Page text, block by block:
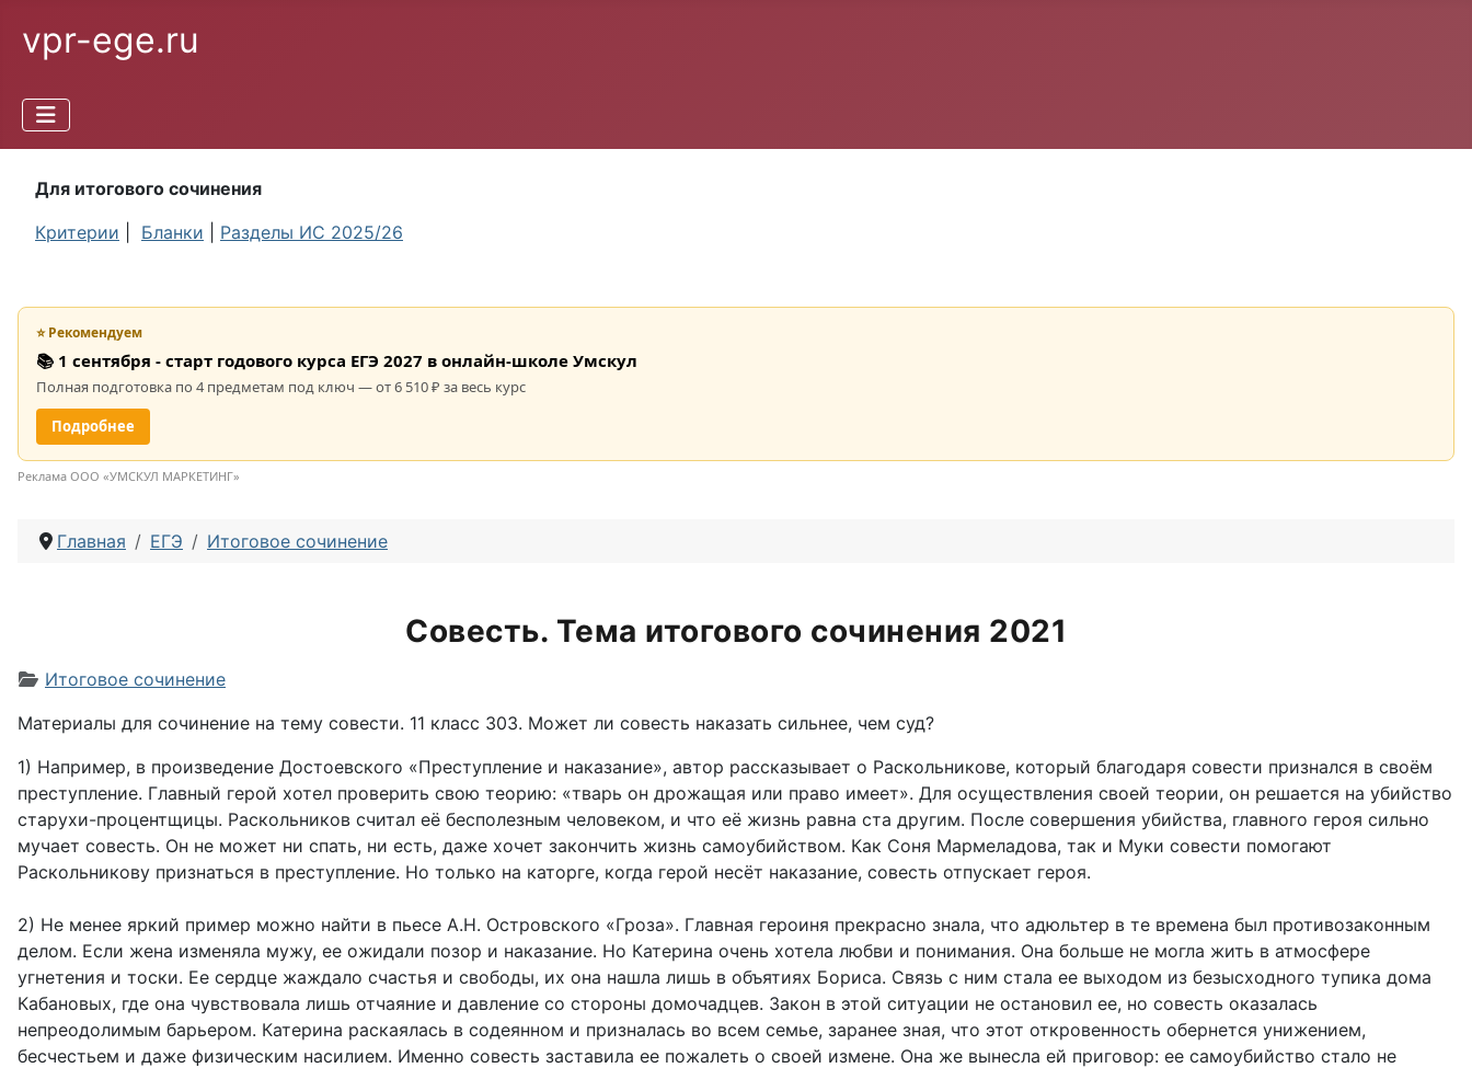
vpr-ege.ru
Для итогового сочинения
Критерии
Бланки Разделы ИС 2025/26
⭐ Рекомендуем
📚 1 сентября - старт годового курса ЕГЭ 2027 в онлайн-школе Умскул
Полная подготовка по 4 предметам под ключ — от 6 510 ₽ за весь курс
Подробнее
Реклама ООО «УМСКУЛ МАРКЕТИНГ»
Главная ЕГЭ Итоговое сочинение
Совесть. Тема итогового сочинения 2021
Информация о материале
Итоговое сочинение
Материалы для сочинение на тему совести. 11 класс 303. Может ли совесть наказать сильнее, чем суд?
1) Например, в произведение Достоевского «Преступление и наказание», автор рассказывает о Раскольникове, который благодаря совести признался в своём
преступление. Главный герой хотел проверить свою теорию: «тварь он дрожащая или право имеет». Для осуществления своей теории, он решается на убийство
старухи-процентщицы. Раскольников считал её бесполезным человеком, и что её жизнь равна ста другим. После совершения убийства, главного героя сильно
мучает совесть. Он не может ни спать, ни есть, даже хочет закончить жизнь самоубийством. Как Соня Мармеладова, так и Муки совести помогают
Раскольникову признаться в преступление. Но только на каторге, когда герой несёт наказание, совесть отпускает героя.
2) Не менее яркий пример можно найти в пьесе А.Н. Островского «Гроза». Главная героиня прекрасно знала, что адюльтер в те времена был противозаконным
делом. Если жена изменяла мужу, ее ожидали позор и наказание. Но Катерина очень хотела любви и понимания. Она больше не могла жить в атмосфере
угнетения и тоски. Ее сердце жаждало счастья и свободы, их она нашла лишь в объятиях Бориса. Связь с ним стала ее выходом из безысходного тупика дома
Кабановых, где она чувствовала лишь отчаяние и давление со стороны домочадцев. Закон в этой ситуации не остановил ее, но совесть оказалась
непреодолимым барьером. Катерина раскаялась в содеянном и призналась во всем семье, заранее зная, что этот откровенность обернется унижением,
бесчестьем и даже физическим насилием. Именно совесть заставила ее пожалеть о своей измене. Она же вынесла ей приговор: ее самоубийство стало не